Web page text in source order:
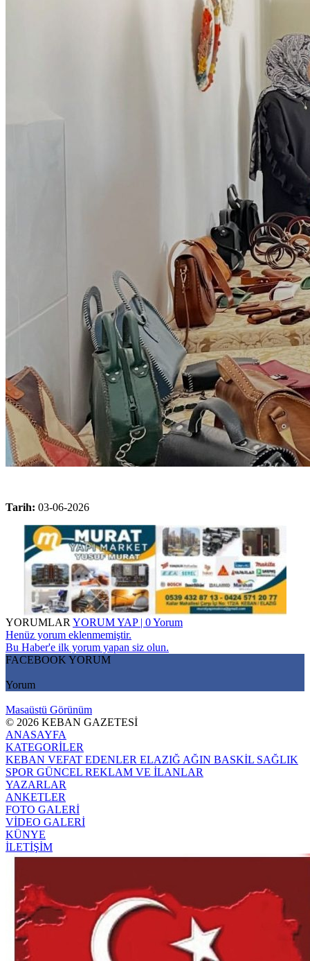
Tarih: 03-06-2026
YORUMLAR YORUM YAP | 0 Yorum
Henüz yorum eklenmemiştir.
Bu Haber'e ilk yorum yapan siz olun.
FACEBOOK YORUM
Yorum
Masaüstü Görünüm
© 2026 KEBAN GAZETESİ
ANASAYFA
KATEGORİLER
KEBAN VEFAT EDENLER ELAZIĞ AĞIN BASKİL SAĞLIK
SPOR GÜNCEL REKLAM VE İLANLAR
YAZARLAR
ANKETLER
FOTO GALERİ
VİDEO GALERİ
KÜNYE
İLETİŞİM